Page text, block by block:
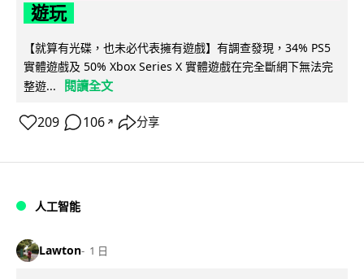
遊玩
【就算有光碟，也未必代表擁有遊戲】有調查發現，34% PS5
實體遊戲及 50% Xbox Series X 實體遊戲在完全斷網下無法完
整遊...
閱讀全文
209 106 ↗ 分享
人工智能
Lawton 1 日